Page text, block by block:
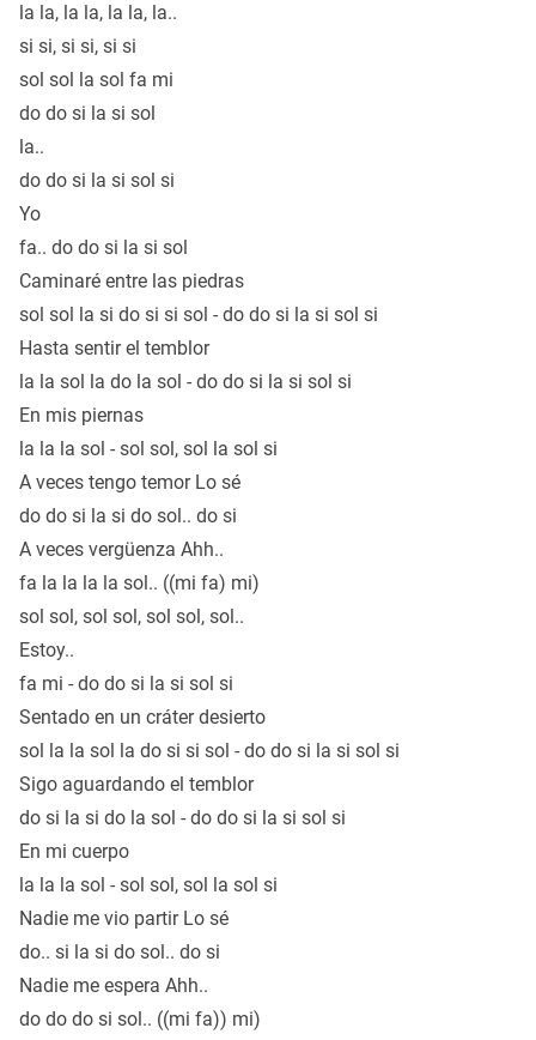
la la, la la, la la, la..
si si, si si, si si
sol sol la sol fa mi
do do si la si sol
la..
do do si la si sol si
Yo
fa.. do do si la si sol
Caminaré entre las piedras
sol sol la si do si si sol - do do si la si sol si
Hasta sentir el temblor
la la sol la do la sol - do do si la si sol si
En mis piernas
la la la sol - sol sol, sol la sol si
A veces tengo temor Lo sé
do do si la si do sol.. do si
A veces vergüenza Ahh..
fa la la la la sol.. ((mi fa) mi)
sol sol, sol sol, sol sol, sol..
Estoy..
fa mi - do do si la si sol si
Sentado en un cráter desierto
sol la la sol la do si si sol - do do si la si sol si
Sigo aguardando el temblor
do si la si do la sol - do do si la si sol si
En mi cuerpo
la la la sol - sol sol, sol la sol si
Nadie me vio partir Lo sé
do.. si la si do sol.. do si
Nadie me espera Ahh..
do do do si sol.. ((mi fa)) mi)